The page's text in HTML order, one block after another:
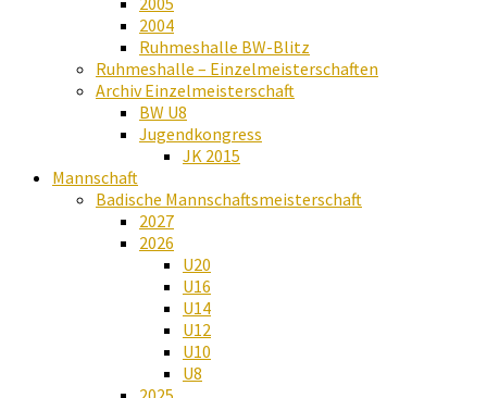
2004
Ruhmeshalle BW-Blitz
Ruhmeshalle – Einzelmeisterschaften
Archiv Einzelmeisterschaft
BW U8
Jugendkongress
JK 2015
Mannschaft
Badische Mannschaftsmeisterschaft
2027
2026
U20
U16
U14
U12
U10
U8